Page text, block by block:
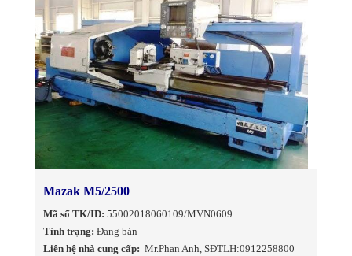
Mazak M5/2500
Mã số TK/ID: 55002018060109/MVN0609
Tình trạng: Đang bán
Liên hệ nhà cung cấp: Mr.Phan Anh, SĐTLH:0912258800